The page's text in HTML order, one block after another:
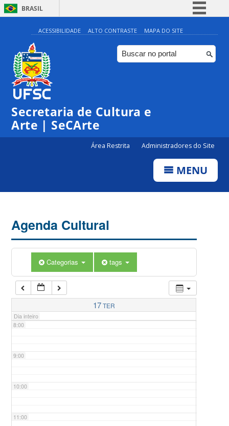
BRASIL
Simplifique!
Comunica BR
Participe
ACESSIBILIDADE ALTO CONTRASTE MAPA DO SITE
Secretaria de Cultura e
Arte | SeCArte
Área Restrita Administradores do Site
MENU
Agenda Cultural
Categorias tags
17TER
Dia inteiro
0:00
1:00
5:00
7:00
8:00
9:00
10:00
11:00